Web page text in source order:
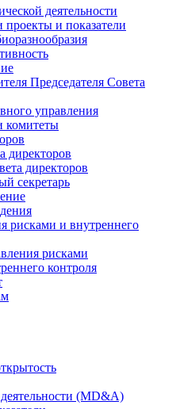
деятельности
проекты и показатели
Председателя Совета
управления
комитеты
директоров
директоров
секретарь
рисками и внутреннего
рисками
контроля
(MD&A)